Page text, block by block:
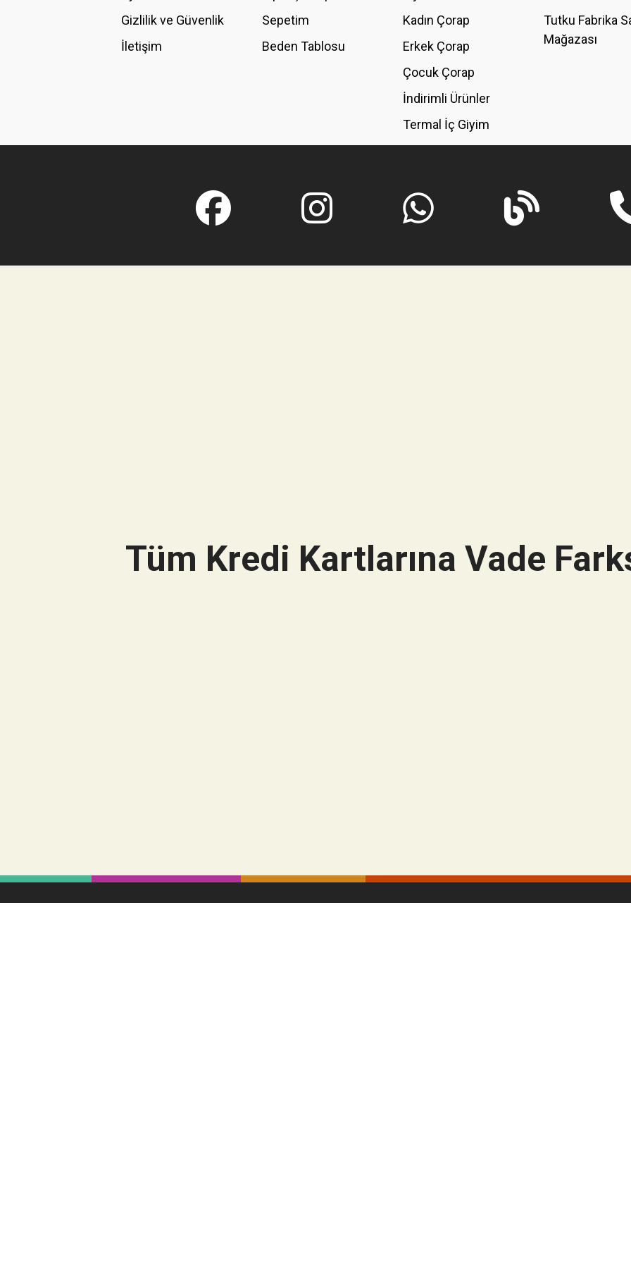
Gizlilik ve Güvenlik
İletişim
Sepetim
Beden Tablosu
Kadın Çorap
Erkek Çorap
Çocuk Çorap
İndirimli Ürünler
Termal İç Giyim
Tutku Fabrika
Mağazası
Tüm Kredi Kartlarına Vade